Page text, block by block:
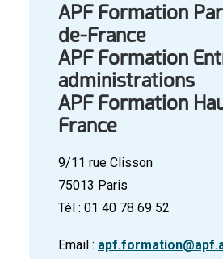
APF Formation
de-France
APF Formation
administrations
APF Formation
France
9/11 rue Clisson
75013 Paris
Tél : 01 40 78 69 52
Email :